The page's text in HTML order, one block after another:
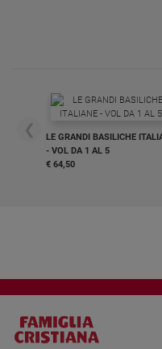
❮
LE GRANDI BASILICHE
- VOL DA 1 AL 5
€ 64,50